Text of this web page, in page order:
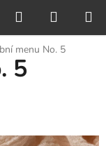
Hledat
KOŠÍK
menu No. 5
5